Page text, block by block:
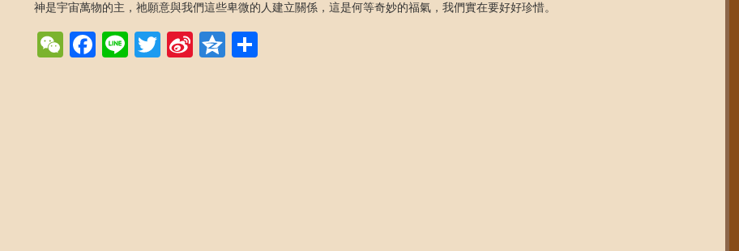
神是宇宙萬物的主，祂願意與我們這些卑微的人建立關係，這是何等奇妙的福氣，我們實在要好好珍惜。
WeChat
Facebook
LineTwitterSinaQzone